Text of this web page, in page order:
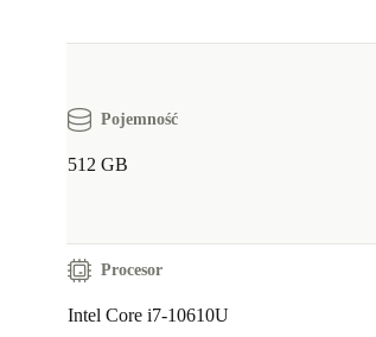
Pojemność
512 GB
Procesor
Intel Core i7-10610U